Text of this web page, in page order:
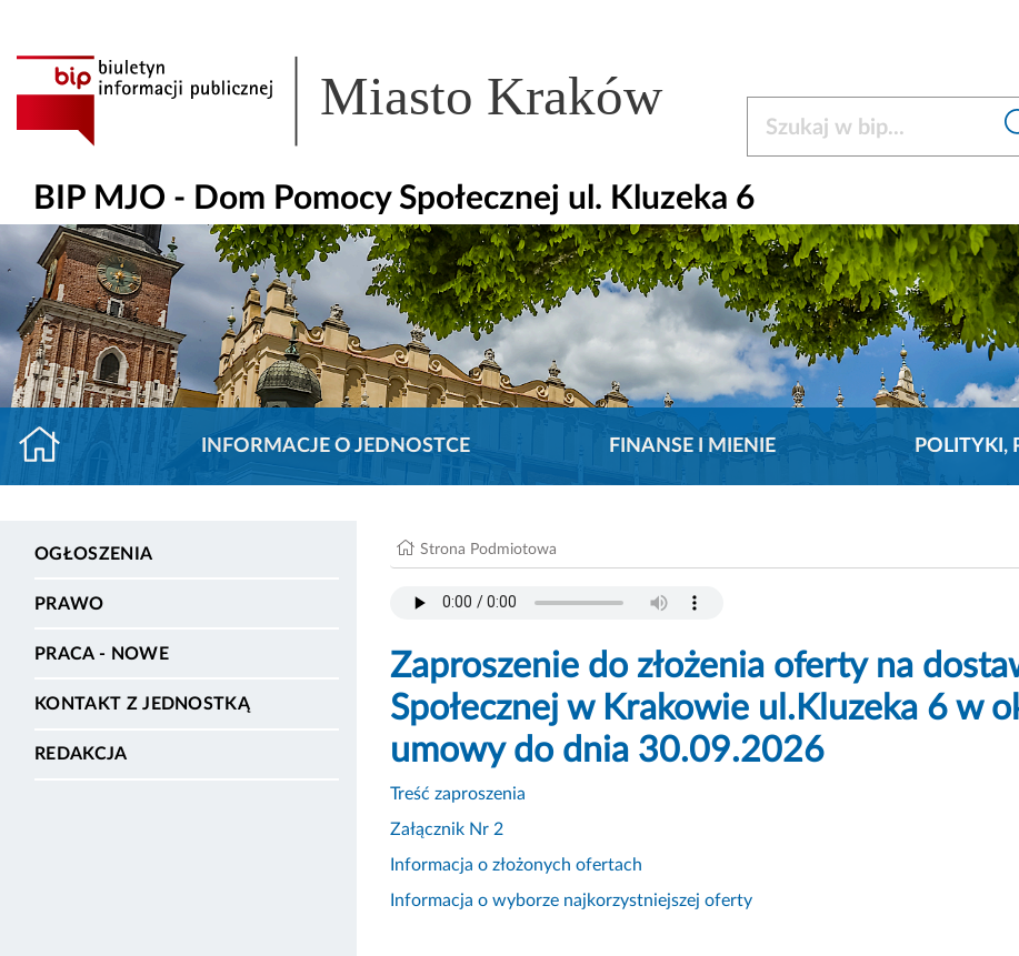
Miasto Kraków
BIP MJO - Dom Pomocy Społecznej ul. Kluzeka 6
INFORMACJE O JEDNOSTCE FINANSE I MIENIE POLITYKI,
OGŁOSZENIA
PRAWO
PRACA - NOWE
KONTAKT Z JEDNOSTKĄ
REDAKCJA
Strona Podmiotowa
Zaproszenie do złożenia oferty na
Społecznej w Krakowie ul.Kluzeka 6 w
umowy do dnia 30.09.2026
Treść zaproszenia
Załącznik Nr 2
Informacja o złożonych ofertach
Informacja o wyborze najkorzystniejszej oferty